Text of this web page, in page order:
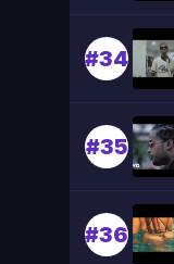
#34
#35
#36